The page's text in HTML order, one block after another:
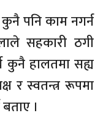
पनि काम नगर्न
सहकारी ठगी
कुनै हालतमा सह्य
र स्वतन्त्र रूपमा
।